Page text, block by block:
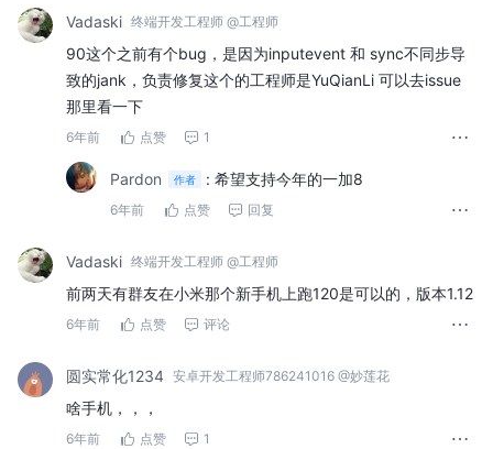
Vadaski 终端开发工程师 @工程师
90这个之前有个bug，是因为inputevent 和 sync不同步导
致的jank，负责修复这个的工程师是YuQianLi 可以去issue
那里看一下
6年前 点赞 1
Pardon 作者 : 希望支持今年的一加8
6年前 点赞 回复
Vadaski 终端开发工程师 @工程师
前两天有群友在小米那个新手机上跑120是可以的，版本1.12
6年前 点赞 评论
圆实常化1234 安卓开发工程师786241016 @妙莲花
啥手机，，，
6年前 点赞 1